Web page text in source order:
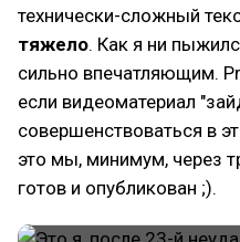
технически-сложный
тяжело. Как я ни
сильно впечатляющим.
если видеоматериал
совершенствоваться в
это мы, минимум, через
готов и опубликован ;).